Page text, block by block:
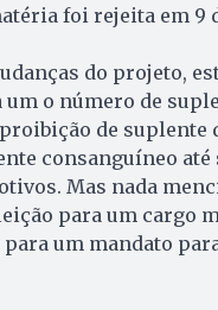
foi rejeita em 9
do projeto,
um o número de
de suplente
consanguíneo até
Mas nada
para um cargo
um mandato